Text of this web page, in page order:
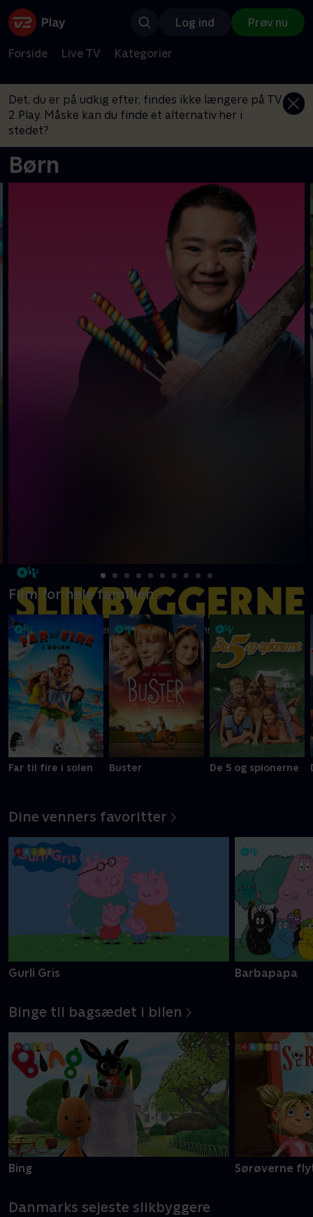
Log ind Prøv nu
Forside Live TV Kategorier
Det, du er på udkig efter, findes ikke længere på TV
2 Play. Måske kan du finde et alternativ her i
stedet?
Børn
Ni kreative børn kæmper om at blive Danmarks vildeste
slikbygger
Mere info
Film for hele familien
Far til fire i solen Buster De 5 og spionerne
Dine venners favoritter
Gurli Gris Barbapapa
Binge til bagsædet i bilen
Bing Sørøverne
Danmarks sejeste slikbyggere